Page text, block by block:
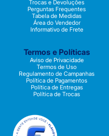
Trocas e Devoluções
Perguntas Frequentes
Tabela de Medidas
Área do Vendedor
Informativo de Frete
Termos e Políticas
Aviso de Privacidade
Termos de Uso
Regulamento de Campanhas
Política de Pagamentos
Política de Entregas
Política de Trocas